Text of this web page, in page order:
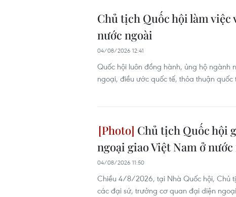
Chủ tịch Quốc hội làm việc
nước ngoài
04/08/2026 12:41
Quốc hội luôn đồng hành, ủng hộ ngành
ngoại, điều ước quốc tế, thỏa thuận
Chủ tịch Quốc hội
ngoại giao Việt Nam ở
04/08/2026 11:50
Chiều 4/8/2026, tại Nhà Quốc hội, Chủ
các đại sứ, trưởng cơ quan đại diện